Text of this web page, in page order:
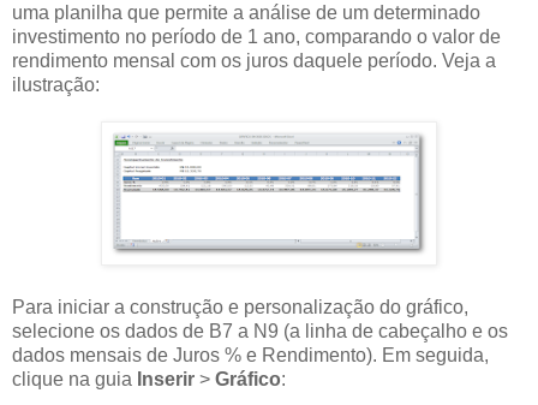
uma planilha que permite a análise de um determinado
investimento no período de 1 ano, comparando o valor de
rendimento mensal com os juros daquele período. Veja a
ilustração:
Para iniciar a construção e personalização do gráfico,
selecione os dados de B7 a N9 (a linha de cabeçalho e os
dados mensais de Juros % e Rendimento). Em seguida,
clique na guia Inserir > Gráfico: